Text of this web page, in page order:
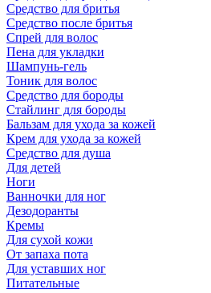
Средство для бритья
Средство после бритья
Спрей для волос
Пена для укладки
Шампунь-гель
Тоник для волос
Средство для бороды
Стайлинг для бороды
Бальзам для ухода за кожей
Крем для ухода за кожей
Средство для душа
Для детей
Ноги
Ванночки для ног
Дезодоранты
Кремы
Для сухой кожи
От запаха пота
Для уставших ног
Питательные